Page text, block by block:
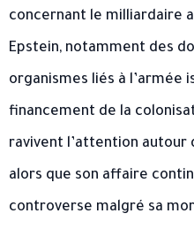
concernant le milliardaire
Epstein, notamment des
organismes liés à l’armée
financement de la
ravivent l’attention autour
alors que son affaire
controverse malgré sa